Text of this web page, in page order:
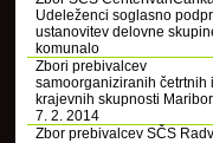
Udeleženci soglasno
ustanovitev delovne
komunalo
Zbori prebivalcev
samoorganiziranih četrtnih
krajevnih skupnosti
7. 2. 2014
Zbor prebivalcev SČS